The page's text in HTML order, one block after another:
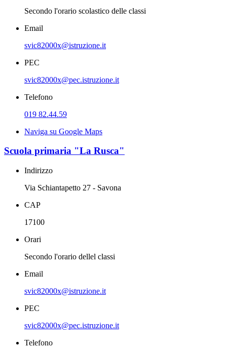
Secondo l'orario scolastico delle classi
Email
svic82000x@istruzione.it
PEC
svic82000x@pec.istruzione.it
Telefono
019 82.44.59
Naviga su Google Maps
Scuola primaria "La Rusca"
Indirizzo
Via Schiantapetto 27 - Savona
CAP
17100
Orari
Secondo l'orario dellel classi
Email
svic82000x@istruzione.it
PEC
svic82000x@pec.istruzione.it
Telefono